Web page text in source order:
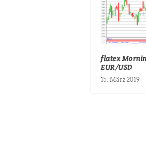
flatex
EUR/USD
15. März 2019